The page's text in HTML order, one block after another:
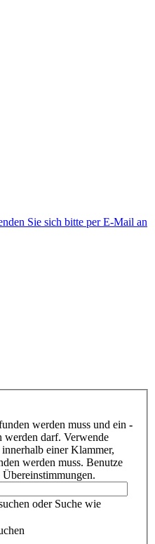
Sie sich bitte per E-Mail an
werden muss und ein -
werden darf. Verwende
innerhalb einer Klammer,
werden muss. Benutze
oder Suche wie